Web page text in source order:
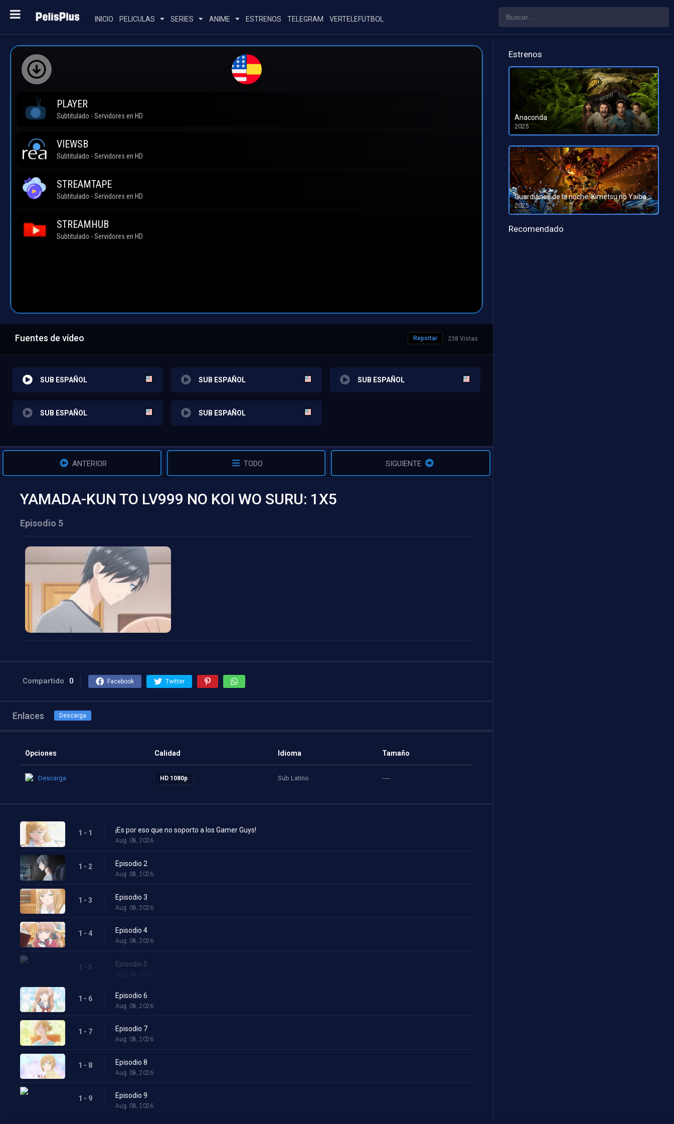
INICIO PELICULAS SERIES ANIME ESTRENOS TELEGRAM VERTELEFUTBOL
Fuentes de vídeo 238 Vistas
Reportar
SUB ESPAÑOL SUB ESPAÑOL SUB ESPAÑOL
SUB ESPAÑOL SUB ESPAÑOL
ANTERIOR TODO SIGUIENTE
YAMADA-KUN TO LV999 NO KOI WO SURU: 1X5
Episodio 5
Compartido 0 Facebook Twitter
Enlaces Descarga
Opciones Calidad Idioma Tamaño
Descarga HD 1080p Sub Latino ----
1 - 1 ¡Es por eso que no soporto a los Gamer Guys!
Aug. 08, 2026
1 - 2 Episodio 2
Aug. 08, 2026
1 - 3 Episodio 3
Aug. 08, 2026
1 - 4 Episodio 4
Aug. 08, 2026
1 - 5 Episodio 5
Aug. 08, 2026
1 - 6 Episodio 6
Aug. 08, 2026
1 - 7 Episodio 7
Aug. 08, 2026
1 - 8 Episodio 8
Aug. 08, 2026
1 - 9 Episodio 9
Aug. 08, 2026
Estrenos
Anaconda
2025
HD 1080pHD 720p
Guardianes de la noche: Kimetsu no Yaiba La fortaleza infinita
2025
HD 1080pHD 720p
Recomendado